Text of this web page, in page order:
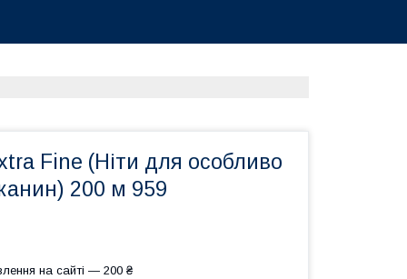
Fine (Ніти для особливо
200 м 959
на сайті — 200 ₴